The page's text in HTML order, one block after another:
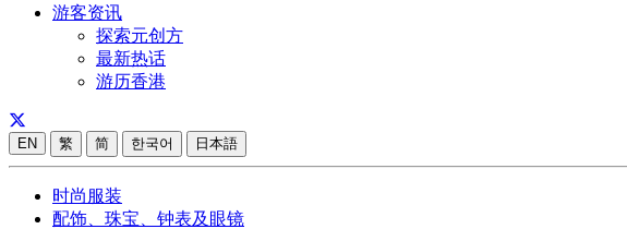
游客资讯
探索元创方
最新热话
游历香港
EN 繁 简 한국어 日本語
时尚服装
配饰、珠宝、钟表及眼镜